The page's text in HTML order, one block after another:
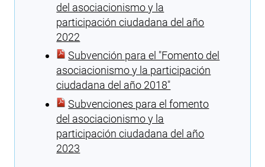
del asociacionismo y la
participación ciudadana del año
2022
Subvención para el ″Fomento del
asociacionismo y la participación
ciudadana del año 2018″
Subvenciones para el fomento
del asociacionismo y la
participación ciudadana del año
2023